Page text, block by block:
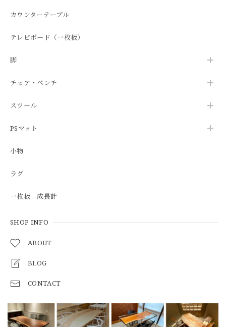
カウンターテーブル
テレビボード（一枚板）
脚
チェア・ベンチ
スツール
PSマット
小物
ラグ
一枚板 成長計
SHOP INFO
ABOUT
BLOG
CONTACT